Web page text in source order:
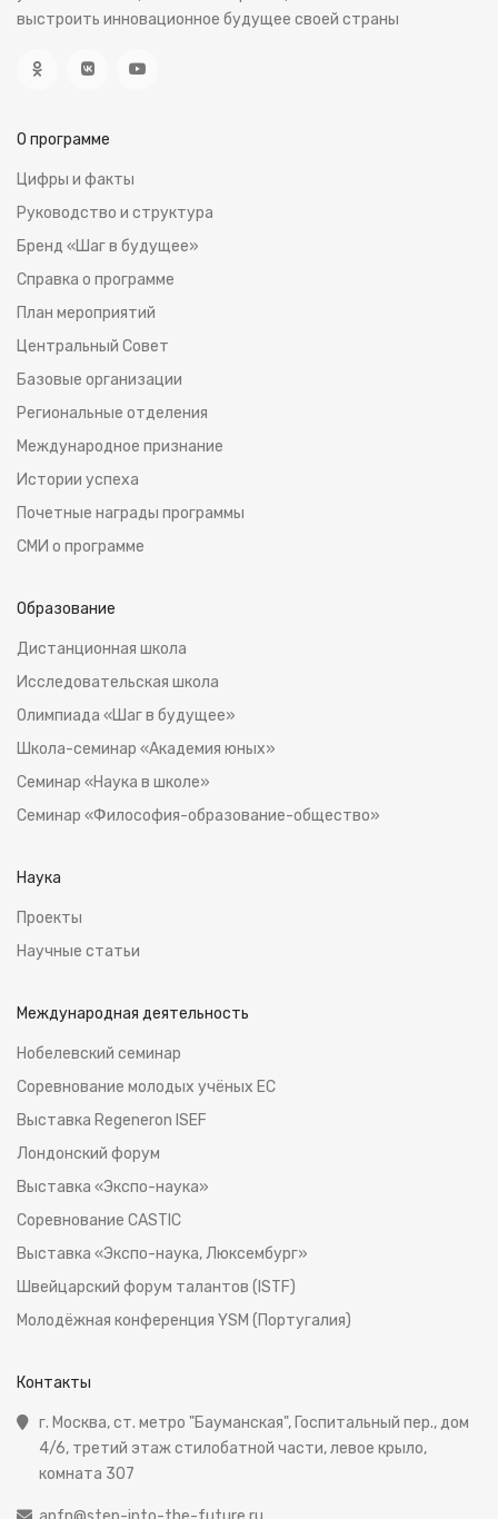
выстроить инновационное будущее своей страны
О программе
Цифры и факты
Руководство и структура
Бренд «Шаг в будущее»
Справка о программе
План мероприятий
Центральный Совет
Базовые организации
Региональные отделения
Международное признание
Истoрии успеха
Почетные награды программы
СМИ о программе
Образование
Дистанционная школа
Исследовательская школа
Олимпиада «Шаг в будущее»
Школа-семинар «Академия юных»
Семинар «Наука в школе»
Семинар «Философия-образование-общество»
Наука
Проекты
Научные статьи
Международная деятельность
Нобелевский семинар
Соревнование молодых учёных ЕС
Выставка Regeneron ISEF
Лондонский форум
Выставка «Экспо-наука»
Соревнование CASTIC
Выставка «Экспо-наука, Люксембург»
Швейцарский форум талантов (ISTF)
Молодёжная конференция YSM (Португалия)
Контакты
г. Москва, ст. метро "Бауманская", Госпитальный пер., дом
4/6, третий этаж стилобатной части, левое крыло,
комната 307